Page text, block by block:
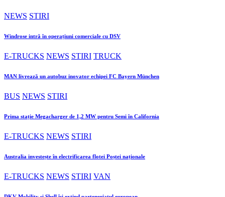
NEWS STIRI
Windrose intră în operațiuni comerciale cu DSV
E-TRUCKS NEWS STIRI TRUCK
MAN livrează un autobuz inovator echipei FC Bayern München
BUS NEWS STIRI
Prima stație Megacharger de 1,2 MW pentru Semi în California
E-TRUCKS NEWS STIRI
Australia investește în electrificarea flotei Poștei naționale
E-TRUCKS NEWS STIRI VAN